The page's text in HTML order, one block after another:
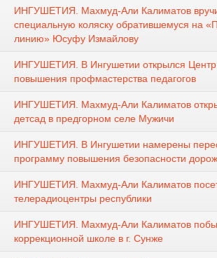
ИНГУШЕТИЯ. Махмуд-Али Калиматов
специальную коляску обратившемуся на
линию» Юсуфу Измайлову
ИНГУШЕТИЯ. В Ингушетии открылся Центр
повышения профмастерства педагогов
ИНГУШЕТИЯ. Махмуд-Али Калиматов
детсад в предгорном селе Мужичи
ИНГУШЕТИЯ. В Ингушетии намерены
программу повышения безопасности
ИНГУШЕТИЯ. Махмуд-Али Калиматов
телерадиоцентры республики
ИНГУШЕТИЯ. Махмуд-Али Калиматов
коррекционной школе в г. Сунже